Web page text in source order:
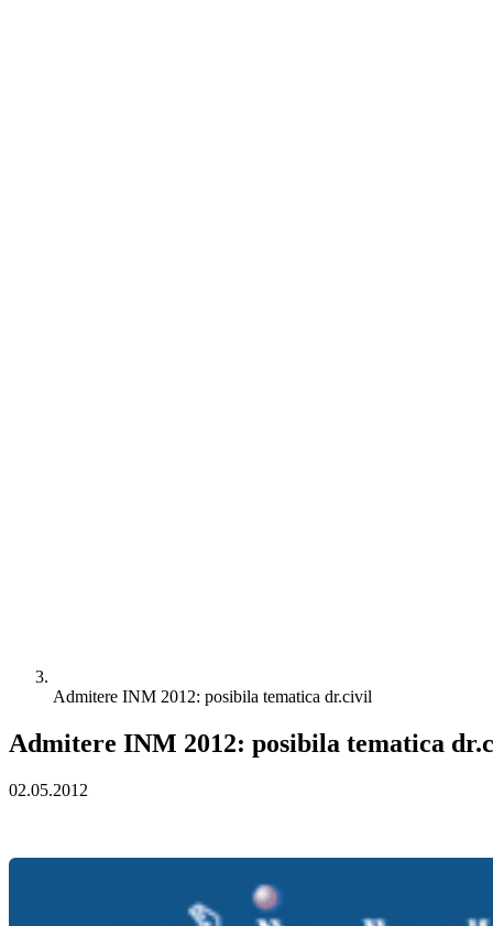
Admitere INM 2012: posibila tematica dr.civil
Admitere INM 2012: posibila tematica
02.05.2012